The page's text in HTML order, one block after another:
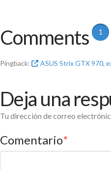
Comments 1
Pingback: ASUS Strix GTX 970,
Deja una
Tu dirección de correo
Comentario*